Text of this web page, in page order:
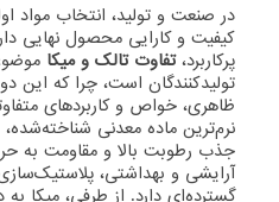
در صنعت و تولید، انتخاب مواد
کیفیت و کارایی محصول نهایی
پرکاربرد،تفاوت تالک و میکا
تولیدکنندگان است، چرا که این
ظاهری، خواص و کاربردهای
نرم‌ترین ماده معدنی
جذب رطوبت بالا و مقاومت به
آرایشی و بهداشتی،
گسترده‌ای دارد. از طرفی، میکا